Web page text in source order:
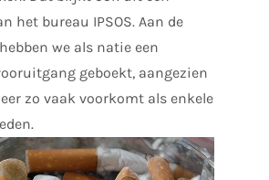
het bureau IPSOS. Aan de
we als natie een
geboekt, aangezien
zo vaak voorkomt als enkele